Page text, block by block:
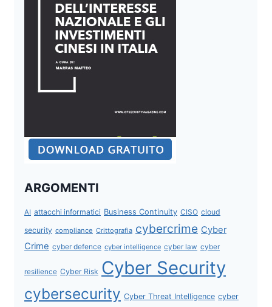
ARGOMENTI
AI attacchi informatici Business Continuity CISO cloud
security compliance Crittografia cybercrime Cyber
Crime cyber defence cyber intelligence cyber law cyber
resilience Cyber Risk Cyber Security
cybersecurity Cyber Threat Intelligence cyber